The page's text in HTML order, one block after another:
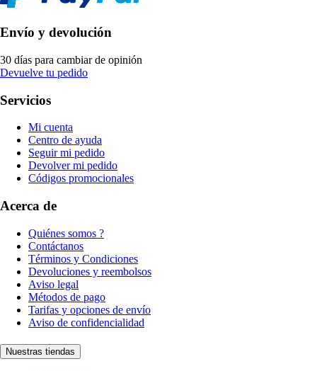
Envío y devolución
30 días para cambiar de opinión
Devuelve tu pedido
Servicios
Mi cuenta
Centro de ayuda
Seguir mi pedido
Devolver mi pedido
Códigos promocionales
Acerca de
Quiénes somos ?
Contáctanos
Términos y Condiciones
Devoluciones y reembolsos
Aviso legal
Métodos de pago
Tarifas y opciones de envío
Aviso de confidencialidad
Nuestras tiendas